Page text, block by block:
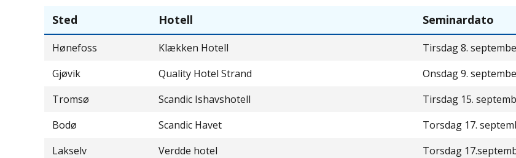
Sted Hotell Seminardato
Hønefoss Klækken Hotell Tirsdag 8.
Gjøvik
Quality Hotel Strand Onsdag 9.
Tromsø
Scandic Ishavshotell Tirsdag 15.
Bodø
Scandic Havet Torsdag 17.
Lakselv
Verdde hotel Torsdag